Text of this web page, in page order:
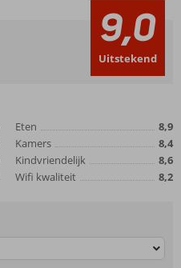
9,0
Uitstekend
Eten
8,9
Kamers
8,4
Kindvriendelijk
8,6
Wifi kwaliteit
8,2